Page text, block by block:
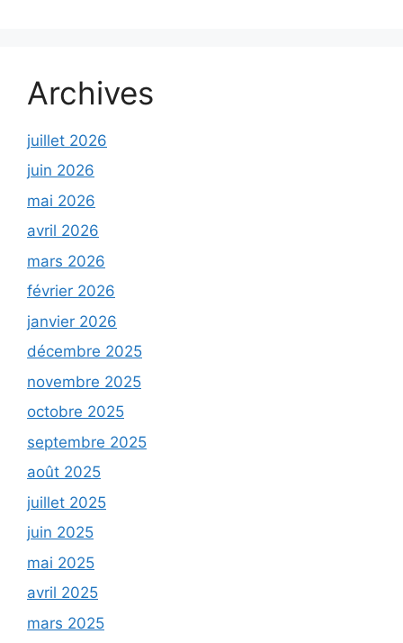
Archives
juillet 2026
juin 2026
mai 2026
avril 2026
mars 2026
février 2026
janvier 2026
décembre 2025
novembre 2025
octobre 2025
septembre 2025
août 2025
juillet 2025
juin 2025
mai 2025
avril 2025
mars 2025